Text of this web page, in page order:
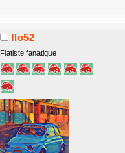
flo52
Fiatiste fanatique